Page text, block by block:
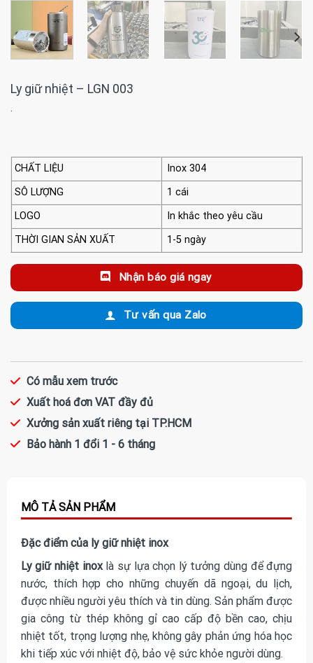
Ly giữ nhiệt – LGN 003
·
CHẤT LIỆU
Inox 304
SÔ LƯỢNG
1 cái
LOGO
In khắc theo yêu cầu
THỜI GIAN SẢN XUẤT
1-5 ngày
Nhận báo giá ngay
Tư vấn qua Zalo
Có mẫu xem trước
Xuất hoá đơn VAT đầy đủ
Xưởng sản xuất riêng tại TP.HCM
Bảo hành 1 đổi 1 - 6 tháng
Đặc điểm của ly giữ nhiệt inox
Ly giữ nhiệt inoxlà sự lựa chọn lý tưởng dùng để đựng
nước, thích hợp cho những chuyến dã ngoại, du lịch,
được nhiều người yêu thích và tin dùng. Sản phẩm được
gia công từ thép không gỉ cao cấp độ bền cao, chịu
nhiệt tốt, trọng lượng nhẹ, không gây phản ứng hóa học
khi tiếp xúc với nhiệt độ, bảo vệ sức khỏe người dùng.